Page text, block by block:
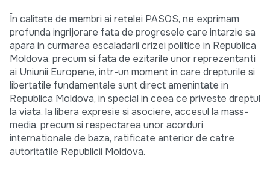
În calitate de membri ai retelei PASOS, ne exprimam
profunda ingrijorare fata de progresele care intarzie sa
apara in curmarea escaladarii crizei politice in Republica
Moldova, precum si fata de ezitarile unor reprezentanti
ai Uniunii Europene, intr-un moment in care drepturile si
libertatile fundamentale sunt direct amenintate in
Republica Moldova, in special in ceea ce priveste dreptul
la viata, la libera expresie si asociere, accesul la mass-
media, precum si respectarea unor acorduri
internationale de baza, ratificate anterior de catre
autoritatile Republicii Moldova.